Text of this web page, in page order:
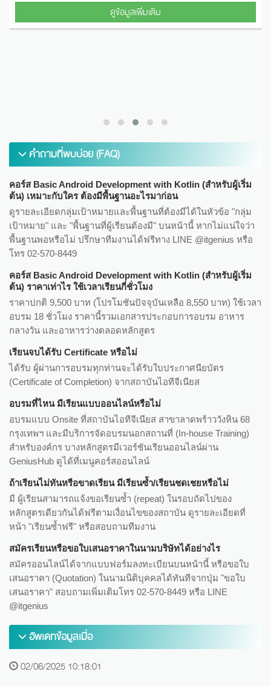
Flutter for beginner (สำหรับผู้เริ่มต้น)
คำถามที่พบบ่อย (FAQ)
คอร์ส Basic Android Development with Kotlin (สำหรับผู้เริ่ม
ต้น) เหมาะกับใคร ต้องมีพื้นฐานอะไรมาก่อน
ดูรายละเอียดกลุ่มเป้าหมายและพื้นฐานที่ต้องมีได้ในหัวข้อ "กลุ่ม
เป้าหมาย" และ "พื้นฐานที่ผู้เรียนต้องมี" บนหน้านี้ หากไม่แน่ใจว่า
พื้นฐานพอหรือไม่ ปรึกษาทีมงานได้ฟรีทาง LINE @itgenius หรือ
โทร 02-570-8449
คอร์ส Basic Android Development with Kotlin (สำหรับผู้เริ่ม
ต้น) ราคาเท่าไร ใช้เวลาเรียนกี่ชั่วโมง
ราคาปกติ 9,500 บาท (โปรโมชันปัจจุบันเหลือ 8,550 บาท) ใช้เวลา
อบรม 18 ชั่วโมง ราคานี้รวมเอกสารประกอบการอบรม อาหาร
กลางวัน และอาหารว่างตลอดหลักสูตร
เรียนจบได้รับ Certificate หรือไม่
ได้รับ ผู้ผ่านการอบรมทุกท่านจะได้รับใบประกาศนียบัตร
(Certificate of Completion) จากสถาบันไอทีจีเนียส
อบรมที่ไหน มีเรียนแบบออนไลน์หรือไม่
อบรมแบบ Onsite ที่สถาบันไอทีจีเนียส สาขาลาดพร้าววังหิน 68
กรุงเทพฯ และมีบริการจัดอบรมนอกสถานที่ (In-house Training)
สำหรับองค์กร บางหลักสูตรมีเวอร์ชันเรียนออนไลน์ผ่าน
GeniusHub ดูได้ที่เมนูคอร์สออนไลน์
ถ้าเรียนไม่ทันหรือขาดเรียน มีเรียนซ้ำ/เรียนชดเชยหรือไม่
มี ผู้เรียนสามารถแจ้งขอเรียนซ้ำ (repeat) ในรอบถัดไปของ
หลักสูตรเดียวกันได้ฟรีตามเงื่อนไขของสถาบัน ดูรายละเอียดที่
หน้า "เรียนซ้ำฟรี" หรือสอบถามทีมงาน
สมัครเรียนหรือขอใบเสนอราคาในนามบริษัทได้อย่างไร
สมัครออนไลน์ได้จากแบบฟอร์มลงทะเบียนบนหน้านี้ หรือขอใบ
เสนอราคา (Quotation) ในนามนิติบุคคลได้ทันทีจากปุ่ม "ขอใบ
เสนอราคา" สอบถามเพิ่มเติมโทร 02-570-8449 หรือ LINE
@itgenius
อัพเดทข้อมูลเมื่อ
02/06/2025 10:18:01